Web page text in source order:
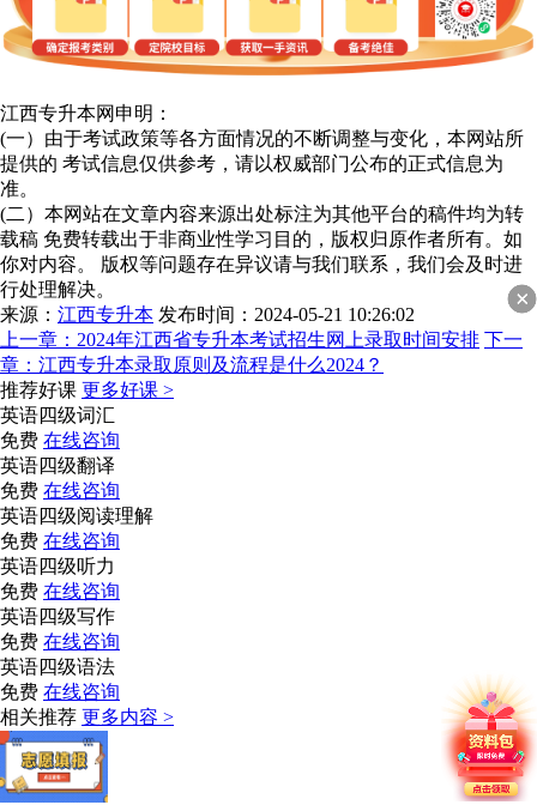
江西专升本网申明：
(一）由于考试政策等各方面情况的不断调整与变化，本网站所
提供的 考试信息仅供参考，请以权威部门公布的正式信息为
准。
(二）本网站在文章内容来源出处标注为其他平台的稿件均为转
载稿 免费转载出于非商业性学习目的，版权归原作者所有。如
你对内容。 版权等问题存在异议请与我们联系，我们会及时进
行处理解决。
来源： 江西专升本 发布时间：2024-05-21 10:26:02
上一章： 2024年江西省专升本考试招生网上录取时间安排 下一
章： 江西专升本录取原则及流程是什么2024？
推荐好课 更多好课 >
英语四级词汇
免费 在线咨询
英语四级翻译
免费 在线咨询
英语四级阅读理解
免费 在线咨询
英语四级听力
免费 在线咨询
英语四级写作
免费 在线咨询
英语四级语法
免费 在线咨询
相关推荐 更多内容 >